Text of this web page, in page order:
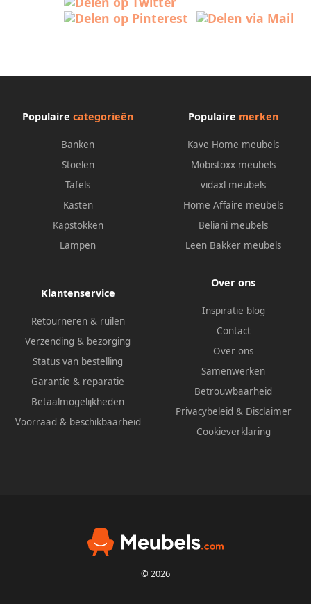
Populaire categorieën
Banken
Stoelen
Tafels
Kasten
Kapstokken
Lampen
Populaire merken
Kave Home meubels
Mobistoxx meubels
vidaxl meubels
Home Affaire meubels
Beliani meubels
Leen Bakker meubels
Klantenservice
Retourneren & ruilen
Verzending & bezorging
Status van bestelling
Garantie & reparatie
Betaalmogelijkheden
Voorraad & beschikbaarheid
Over ons
Inspiratie blog
Contact
Over ons
Samenwerken
Betrouwbaarheid
Privacybeleid & Disclaimer
Cookieverklaring
© 2026